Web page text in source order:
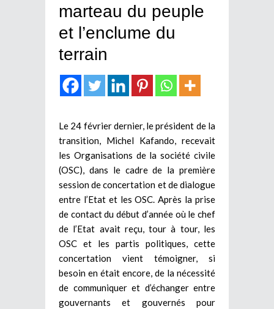
marteau du peuple
et l’enclume du
terrain
Le 24 février dernier, le président de la
transition, Michel Kafando, recevait
les Organisations de la société civile
(OSC), dans le cadre de la première
session de concertation et de dialogue
entre l’Etat et les OSC. Après la prise
de contact du début d’année où le chef
de l’Etat avait reçu, tour à tour, les
OSC et les partis politiques, cette
concertation vient témoigner, si
besoin en était encore, de la nécessité
de communiquer et d’échanger entre
gouvernants et gouvernés pour